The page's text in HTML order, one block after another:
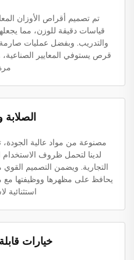
تم تصميم أقراص الأوزان
قياسات دقيقة للوزن، مما
والتدريب. وبفضل عمليات
قرص يستوفي المعايير
الصلابة
مصنوعة من مواد عالية الجودة،
لدينا لتحمل ظروف الاستخدام
التجارية. ويضمن التصميم القوي
يحافظ على مظهرها ووظيفتها مع
استثنائية
خيارات